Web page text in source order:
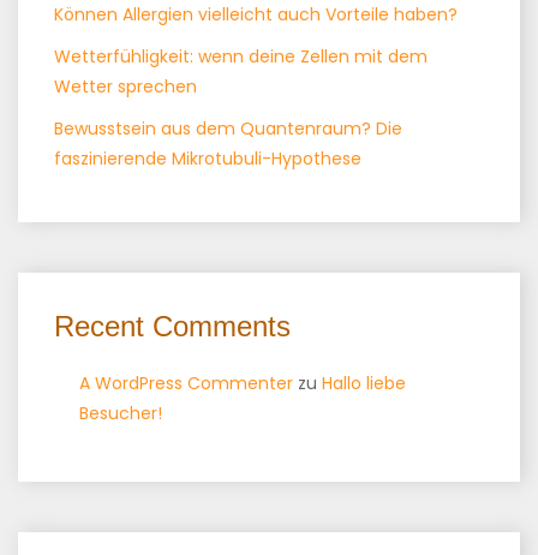
Können Allergien vielleicht auch Vorteile haben?
Wetterfühligkeit: wenn deine Zellen mit dem
Wetter sprechen
Bewusstsein aus dem Quantenraum? Die
faszinierende Mikrotubuli-Hypothese
Recent Comments
A WordPress Commenter zu Hallo liebe
Besucher!